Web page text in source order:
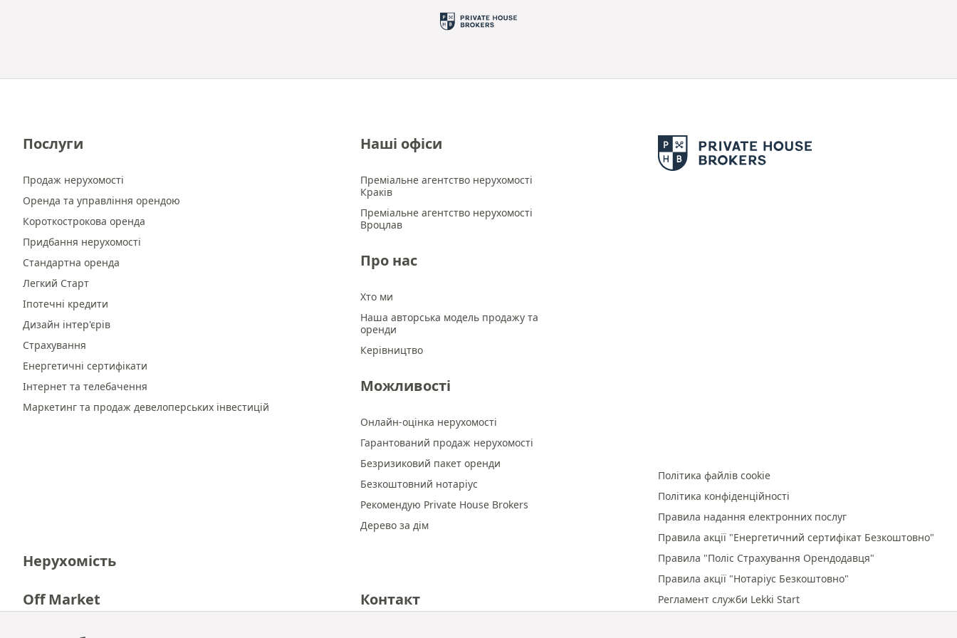
Послуги
Продаж нерухомості
Оренда та управління орендою
Короткострокова оренда
Придбання нерухомості
Стандартна оренда
Легкий Старт
Іпотечні кредити
Дизайн інтер'єрів
Страхування
Енергетичні сертифікати
Інтернет та телебачення
Маркетинг та продаж девелоперських інвестицій
Наші офіси
Преміальне агентство нерухомості
Краків
Преміальне агентство нерухомості
Вроцлав
Про нас
Хто ми
Наша авторська модель продажу та
оренди
Керівництво
Можливості
Онлайн-оцінка нерухомості
Гарантований продаж нерухомості
Безризиковий пакет оренди
Безкоштовний нотаріус
Рекомендую Private House Brokers
Дерево за дім
Нерухомість
Off Market
Контакт
Політика файлів cookie
Політика конфіденційності
Правила надання електронних послуг
Правила акції "Енергетичний сертифікат Безкоштовно"
Правила "Поліс Страхування Орендодавця"
Правила акції "Нотаріус Безкоштовно"
Регламент служби Lekki Start